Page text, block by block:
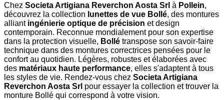
Chez Societa Artigiana Reverchon Aosta Srl à Pollein,
découvrez la collection lunettes de vue Bollé, des montures
alliant ingénierie optique de précision et design
contemporain. Reconnue mondialement pour son expertise
dans la protection visuelle, Bollé transpose son savoir-faire
technique dans des montures correctrices pensées pour le
confort au quotidien. Légères, robustes et élaborées avec
des matériaux haute performance, elles s'adaptent à tous
les styles de vie. Rendez-vous chez Societa Artigiana
Reverchon Aosta Srl pour essayer la collection et trouver la
monture Bollé qui correspond à votre vision.